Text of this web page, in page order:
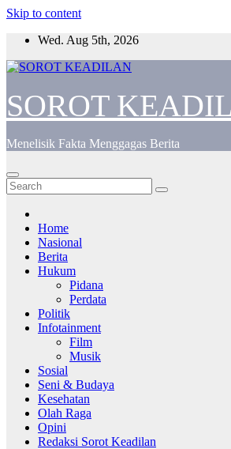
Skip to content
Wed. Aug 5th, 2026
SOROT
Menelisik Fakta Menggagas Berita
Home
Nasional
Berita
Hukum
Pidana
Perdata
Politik
Infotainment
Film
Musik
Sosial
Seni & Budaya
Kesehatan
Olah Raga
Opini
Redaksi Sorot Keadilan